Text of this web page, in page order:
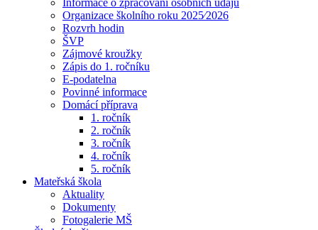
Informace o zpracování osobních údajů
Organizace školního roku 2025⁄2026
Rozvrh hodin
ŠVP
Zájmové kroužky
Zápis do 1. ročníku
E-podatelna
Povinné informace
Domácí příprava
1. ročník
2. ročník
3. ročník
4. ročník
5. ročník
Mateřská škola
Aktuality
Dokumenty
Fotogalerie MŠ